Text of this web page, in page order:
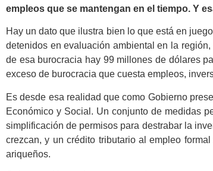
empleos que se mantengan en el tiempo. Y
Hay un dato que ilustra bien lo que está en
detenidos en evaluación ambiental en la
de esa burocracia hay 99 millones de dólares
exceso de burocracia que cuesta empleos,
Es desde esa realidad que como Gobierno
Económico y Social. Un conjunto de medidas
simplificación de permisos para destrabar la
crezcan, y un crédito tributario al empleo
ariqueños.